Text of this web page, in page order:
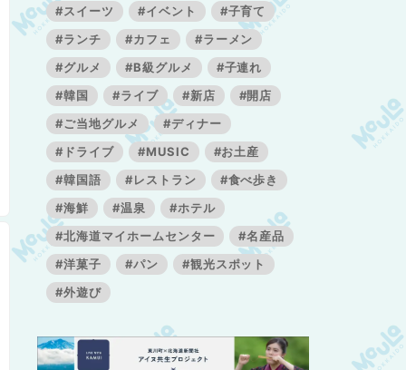
#スイーツ #イベント
#子育て
#ランチ
#カフェ
#ラーメン
#グルメ
#B級グルメ
#子連れ
#韓国
#ライブ #新店
#開店
#ご当地グルメ
#ディナー
#ドライブ
#MUSIC
#お土産
#韓国語
#レストラン
#食べ歩き
#海鮮
#温泉
#ホテル
#北海道マイホームセンター
#名産品
#洋菓子
#パン
#観光スポット
#外遊び